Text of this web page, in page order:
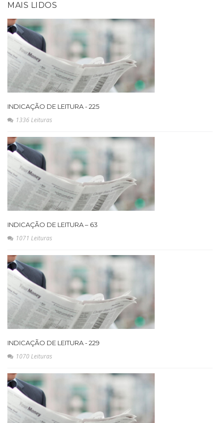
MAIS LIDOS
INDICAÇÃO DE LEITURA - 225
1336 Leituras
INDICAÇÃO DE LEITURA – 63
1071 Leituras
INDICAÇÃO DE LEITURA - 229
1070 Leituras